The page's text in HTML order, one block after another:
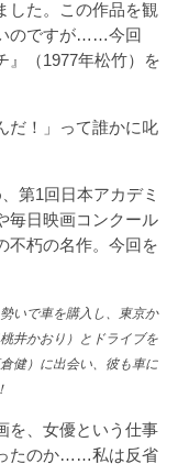
した。この作品を観
のですが……今回
』（1977年松竹）を
だ！」って誰かに叱
第1回日本アカデミ
毎日映画コンクール
不朽の名作。今回を
いで車を購入し、東京か
井かおり）とドライブを
健）に出会い、彼も車に
、女優という仕事
たのか……私は反省